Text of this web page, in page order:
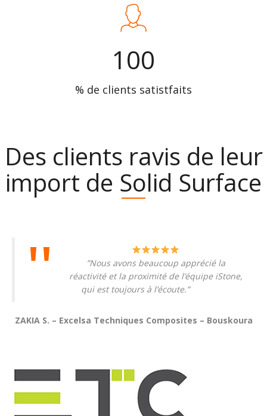
100
% de clients satistfaits
Des clients ravis de leur
import de Solid Surface
”Nous avons beaucoup apprécié la
réactivité et la proximité de l’équipe iStone,
qui est toujours à l’écoute.”
ZAKIA S. – Excelsa Techniques Composites – Bouskoura